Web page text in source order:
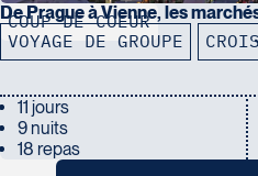
COUP DE COEUR
De Prague à Vienne, les
VOYAGE DE GROUPE
11 jours
9 nuits
18 repas